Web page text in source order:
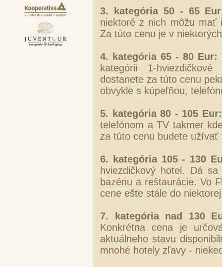
3. kategória 50 - 65
niektoré z nich môžu mať
Za túto cenu je v
4. kategória 65 - 80 Eur:
kategórii 1-
dostanete za túto cenu
obvykle s kúpeľňou,
5. kategória 80 - 105 Eur:
telefónom a TV takmer
za túto cenu budete užívať
6. kategória 105 - 130
hviezdičkový hotel. Dá
bazénu a reštaurácie. Vo
cene ešte stále do
7. kategória nad 130
Konkrétna cena je
aktuálneho stavu
mnohé hotely zľavy -